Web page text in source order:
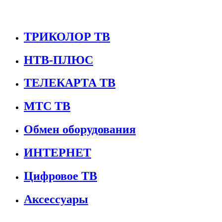
ТРИКОЛОР ТВ
НТВ-ПЛЮС
ТЕЛЕКАРТА ТВ
МТС ТВ
Обмен оборудования
ИНТЕРНЕТ
Цифровое ТВ
Аксессуары